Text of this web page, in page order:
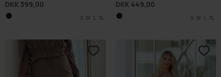
DKK 399,00
S M L XL
DKK 449,00
S M L XL